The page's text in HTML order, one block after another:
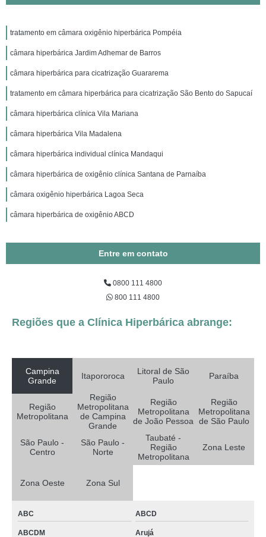
tratamento em câmara oxigênio hiperbárica Pompéia
câmara hiperbárica Jardim Adhemar de Barros
câmara hiperbárica para cicatrização Guararema
tratamento em câmara hiperbárica para cicatrização São Bento do Sapucaí
câmara hiperbárica clínica Vila Mariana
câmara hiperbárica Vila Madalena
câmara hiperbárica individual clínica Mandaqui
câmara hiperbárica de oxigênio clínica Santana de Parnaíba
câmara oxigênio hiperbárica Lagoa Seca
câmara hiperbárica de oxigênio ABCD
Entre em contato
0800 111 4800
800 111 4800
Regiões que a Clínica Hiperbárica abrange:
Campina
Grande
Itapororoca
Litoral de São
Paulo
Paraíba
Região
Metropolitana
Região
Metropolitana
de Campina
Grande
Região
Metropolitana
de João Pessoa
Região
Metropolitana
de São Paulo
São Paulo -
Centro
São Paulo -
Norte
Taubaté -
Região
Metropolitana
Zona Leste
Zona Oeste Zona Sul
ABC ABCD
ABCDM Arujá